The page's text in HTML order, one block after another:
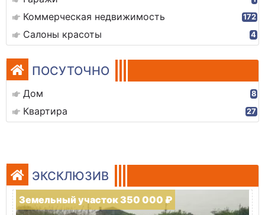
Коммерческая недвижимость 172
Салоны красоты 4
ПОСУТОЧНО
Дом 8
Квартира 27
ЭКСКЛЮЗИВ
Земельный участок 350 000 ₽